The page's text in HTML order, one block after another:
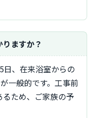
りますか？
一般的です。工事前
ため、ご家族の予